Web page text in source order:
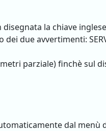
la chiave
due avvertimenti:
parziale) finchè sul
dal menù